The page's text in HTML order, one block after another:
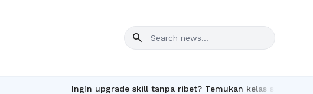
search
Ingin upgrade skill tanpa ribet? Temukan kelas seru dan